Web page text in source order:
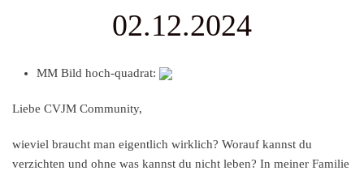
02.12.2024
MM Bild hoch-quadrat:
Liebe CVJM Community,
wieviel braucht man eigentlich wirklich? Worauf kannst du
verzichten und ohne was kannst du nicht leben? In meiner Familie